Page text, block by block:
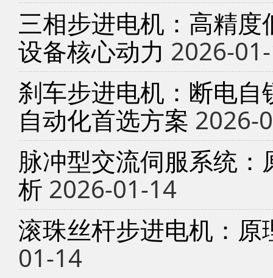
三相步进电机：高精
设备核心动力 2026-
刹车步进电机：断电
自动化首选方案 2026-
脉冲型交流伺服系统
析 2026-01-14
滚珠丝杆步进电机：
01-14